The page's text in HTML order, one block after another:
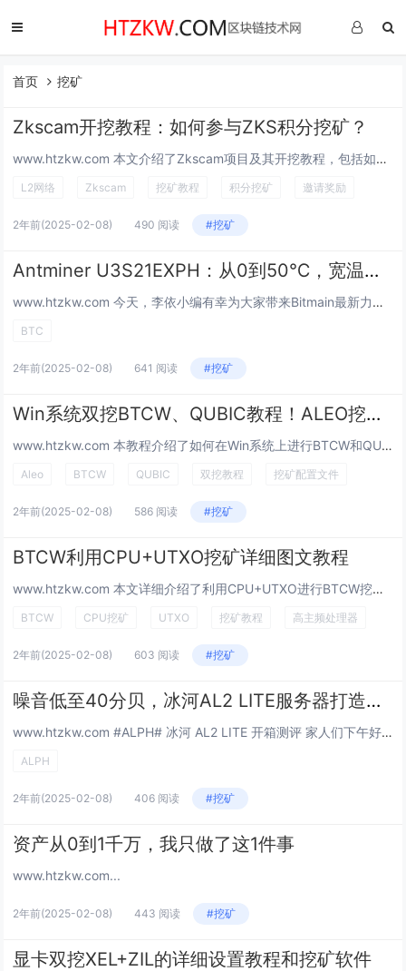
首页 挖矿
Zkscam开挖教程：如何参与ZKS积分挖矿？
www.htzkw.com 本文介绍了Zkscam项目及其开挖教程，包括如何参与ZKS积分挖矿、挂节...
L2网络 Zkscam 挖矿教程 积分挖矿 邀请奖励
2年前(2025-02-08) 490 阅读 #挖矿
Antminer U3S21EXPH：从0到50℃，宽温适应的挖掘利器
www.htzkw.com 今天，李依小编有幸为大家带来Bitmain最新力作——Antminer...
BTC
2年前(2025-02-08) 641 阅读 #挖矿
Win系统双挖BTCW、QUBIC教程！ALEO挖矿配置文件和运行方法
www.htzkw.com 本教程介绍了如何在Win系统上进行BTCW和QUBIC的双挖，同时使用C...
Aleo BTCW QUBIC 双挖教程 挖矿配置文件
2年前(2025-02-08) 586 阅读 #挖矿
BTCW利用CPU+UTXO挖矿详细图文教程
www.htzkw.com 本文详细介绍了利用CPU+UTXO进行BTCW挖矿的教程，包括所需硬件配...
BTCW CPU挖矿 UTXO 挖矿教程 高主频处理器
2年前(2025-02-08) 603 阅读 #挖矿
噪音低至40分贝，冰河AL2 LITE服务器打造舒适挖掘环境
www.htzkw.com #ALPH# 冰河 AL2 LITE 开箱测评 家人们下午好，近期，冰河...
ALPH
2年前(2025-02-08) 406 阅读 #挖矿
资产从0到1千万，我只做了这1件事
www.htzkw.com...
2年前(2025-02-08) 443 阅读 #挖矿
显卡双挖XEL+ZIL的详细设置教程和挖矿软件